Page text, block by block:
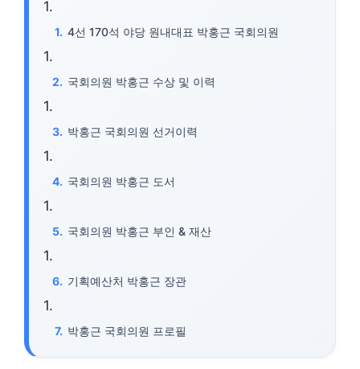
4선 170석 야당 원내대표 박홍근 국회의원
국회의원 박홍근 수상 및 이력
박홍근 국회의원 선거이력
국회의원 박홍근 도서
국회의원 박홍근 부인 & 재산
기획예산처 박홍근 장관
박홍근 국회의원 프로필